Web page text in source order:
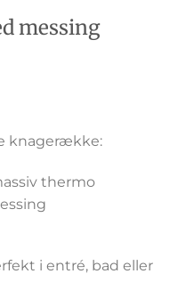
messing
knagerække:
thermo
i entré, bad eller